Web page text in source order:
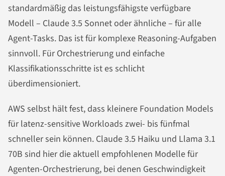
standardmäßig das leistungsfähigste verfügbare
Modell – Claude 3.5 Sonnet oder ähnliche – für alle
Agent-Tasks. Das ist für komplexe Reasoning-Aufgaben
sinnvoll. Für Orchestrierung und einfache
Klassifikationsschritte ist es schlicht
überdimensioniert.
AWS selbst hält fest, dass kleinere Foundation Models
für latenz-sensitive Workloads zwei- bis fünfmal
schneller sein können. Claude 3.5 Haiku und Llama 3.1
70B sind hier die aktuell empfohlenen Modelle für
Agenten-Orchestrierung, bei denen Geschwindigkeit